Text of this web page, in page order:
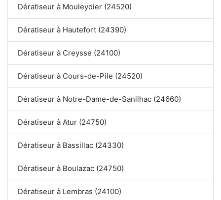
Dératiseur à Mouleydier (24520)
Dératiseur à Hautefort (24390)
Dératiseur à Creysse (24100)
Dératiseur à Cours-de-Pile (24520)
Dératiseur à Notre-Dame-de-Sanilhac (24660)
Dératiseur à Atur (24750)
Dératiseur à Bassillac (24330)
Dératiseur à Boulazac (24750)
Dératiseur à Lembras (24100)